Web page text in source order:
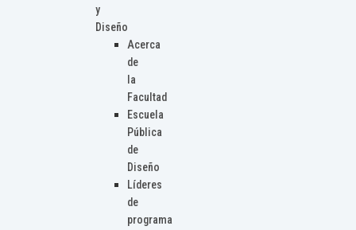
y
Diseño
Acerca
de
la
Facultad
Escuela
Pública
de
Diseño
Líderes
de
programa